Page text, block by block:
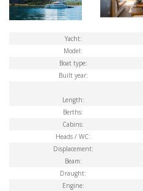
Yacht:
Model:
Boat type:
Built year:
Length:
Berths:
Cabins:
Heads / WC:
Displacement:
Beam:
Draught:
Engine: